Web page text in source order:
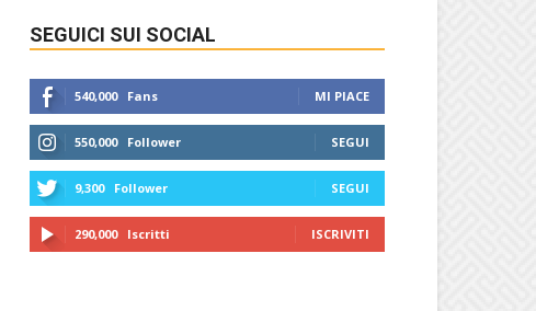
SEGUICI SUI SOCIAL
540,000 Fans MI PIACE
550,000 Follower SEGUI
9,300 Follower SEGUI
290,000 Iscritti ISCRIVITI